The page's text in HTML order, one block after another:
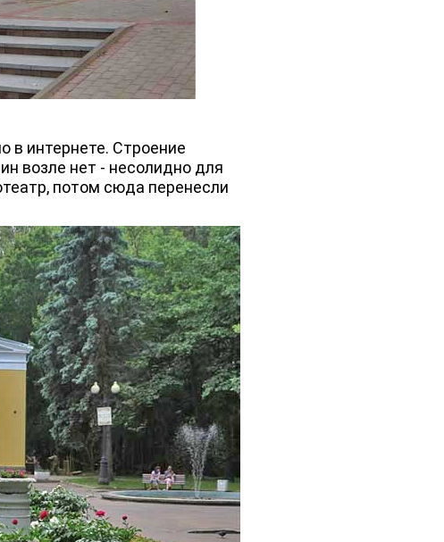
в интернете. Строение
возле нет - несолидно для
потом сюда перенесли